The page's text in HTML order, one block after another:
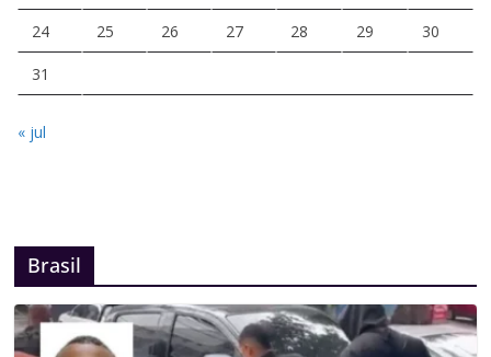
24 25 26 27 28 29 30
31
« jul
Brasil